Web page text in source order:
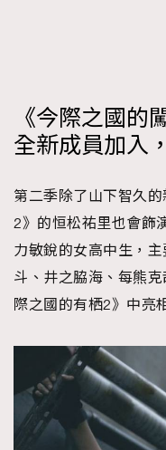
《今際之國的
全新成員加入
第二季除了山下智久
2》的恒松祐里也會飾
力敏銳的女高中生，
斗、井之脇海、每熊
際之國的有栖2》中亮